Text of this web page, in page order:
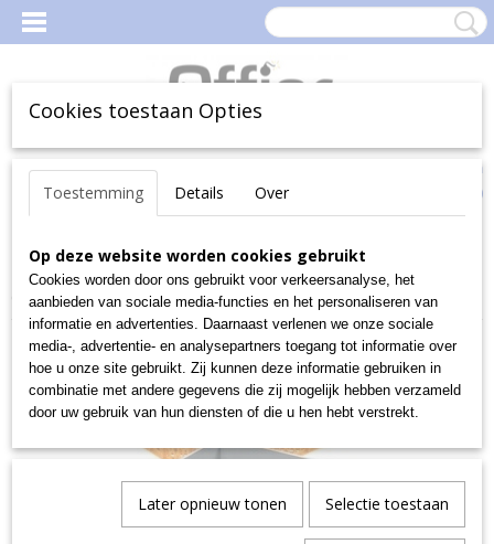
Inloggen Registreren
Uw Winkelwagen
(0)
Home >Magazijn>MagazijnBakken en -Boxen>
Magazijnbakken>Euro-fix-bakken>Bakkersbakken>Bak 108,
Geel-Oranje 600x400x99 mm
Cookies toestaan Opties
Toestemming Details Over
Op deze website worden cookies gebruikt
Cookies worden door ons gebruikt voor verkeersanalyse, het
aanbieden van sociale media-functies en het personaliseren van
informatie en advertenties. Daarnaast verlenen we onze sociale
media-, advertentie- en analysepartners toegang tot informatie over
hoe u onze site gebruikt. Zij kunnen deze informatie gebruiken in
combinatie met andere gegevens die zij mogelijk hebben verzameld
door uw gebruik van hun diensten of die u hen hebt verstrekt.
Later opnieuw tonen Selectie toestaan